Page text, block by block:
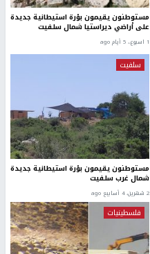
مستوطنون يقيمون بؤرة استيطانية جديدة
على أراضي ديراستيا شمال سلفيت
1 اسبوع.، 5 أيام ago
سلفيت
مستوطنون يقيمون بؤرة استيطانية جديدة
شمال غرب سلفيت
2 شهرين، 4 أسابيع ago
فلسطينيات